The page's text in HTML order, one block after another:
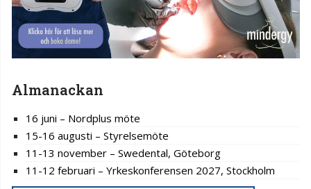
Almanackan
16 juni – Nordplus möte
15-16 augusti – Styrelsemöte
11-13 november – Swedental, Göteborg
11-12 februari – Yrkeskonferensen 2027, Stockholm